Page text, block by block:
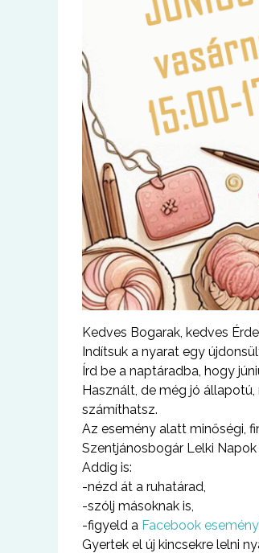
Kedves Bogarak, kedves
Indítsuk a nyarat egy
Írd be a naptáradba, hogy
Használt, de még jó
számíthatsz.
Az esemény alatt minőségi,
Szentjánosbogár Lelki
Addig is:
-nézd át a ruhatárad,
-szólj másoknak is,
-figyeld a Facebook
Gyertek el új kincsekre lelni